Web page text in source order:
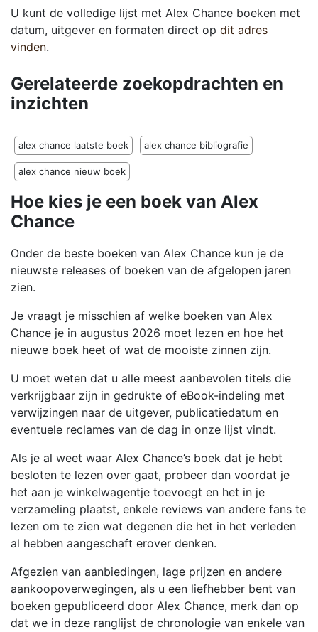
U kunt de volledige lijst met Alex Chance boeken met
datum, uitgever en formaten direct op dit adres
vinden.
Gerelateerde zoekopdrachten en
inzichten
alex chance laatste boek alex chance bibliografie
alex chance nieuw boek
Hoe kies je een boek van Alex
Chance
Onder de beste boeken van Alex Chance kun je de
nieuwste releases of boeken van de afgelopen jaren
zien.
Je vraagt je misschien af welke boeken van Alex
Chance je in augustus 2026 moet lezen en hoe het
nieuwe boek heet of wat de mooiste zinnen zijn.
U moet weten dat u alle meest aanbevolen titels die
verkrijgbaar zijn in gedrukte of eBook-indeling met
verwijzingen naar de uitgever, publicatiedatum en
eventuele reclames van de dag in onze lijst vindt.
Als je al weet waar Alex Chance’s boek dat je hebt
besloten te lezen over gaat, probeer dan voordat je
het aan je winkelwagentje toevoegt en het in je
verzameling plaatst, enkele reviews van andere fans te
lezen om te zien wat degenen die het in het verleden
al hebben aangeschaft erover denken.
Afgezien van aanbiedingen, lage prijzen en andere
aankoopoverwegingen, als u een liefhebber bent van
boeken gepubliceerd door Alex Chance, merk dan op
dat we in deze ranglijst de chronologie van enkele van